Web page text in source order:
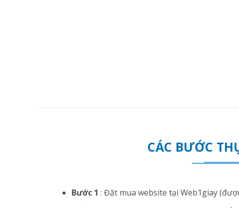
CÁC BƯỚC
Bước 1 : Đặt mua website tại Web1giay